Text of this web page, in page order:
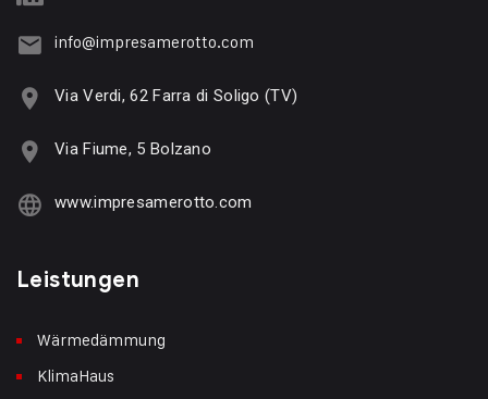
info@impresamerotto.com
Via Verdi, 62 Farra di Soligo (TV)
Via Fiume, 5 Bolzano
www.impresamerotto.com
Leistungen
Wärmedämmung
KlimaHaus